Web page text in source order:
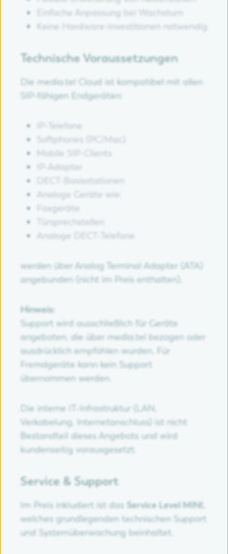
Einfache Anpassung bei Wachstum
Keine Hardware-Investitionen notwendig
Technische Voraussetzungen
Die media.tel Cloud ist kompatibel mit allen
SIP-fähigen Endgeräten:
IP-Telefone
Softphones (PC/Mac)
Mobile SIP-Clients
IP-Adapter
DECT-Basisstationen
Analoge Geräte wie:
Faxgeräte
Türsprechstellen
Analoge DECT-Telefone
werden über Analog Terminal Adapter (ATA)
angebunden (nicht im Preis enthalten).
Hinweis:
Support wird ausschließlich für Geräte
angeboten, die über media.tel bezogen oder
ausdrücklich empfohlen wurden. Für
Fremdgeräte kann kein Support
übernommen werden.
Die interne IT-Infrastruktur (LAN,
Verkabelung, Internetanschluss) ist nicht
Bestandteil dieses Angebots und wird
kundenseitig vorausgesetzt.
Service & Support
Im Preis inkludiert ist das Service Level MINI
welches grundlegenden technischen Support
und Systemüberwachung beinhaltet.